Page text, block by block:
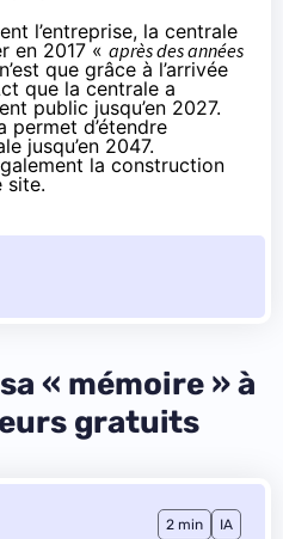
l’entreprise, la centrale
en 2017 « après des années
que grâce à l’arrivée
que la centrale a
public jusqu’en 2027.
permet d’étendre
jusqu’en 2047.
la construction
site.
« mémoire » à
gratuits
2 min IA